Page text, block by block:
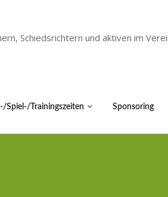
Schiedsrichtern und aktiven im
Spiel-/Trainingszeiten Sponsoring